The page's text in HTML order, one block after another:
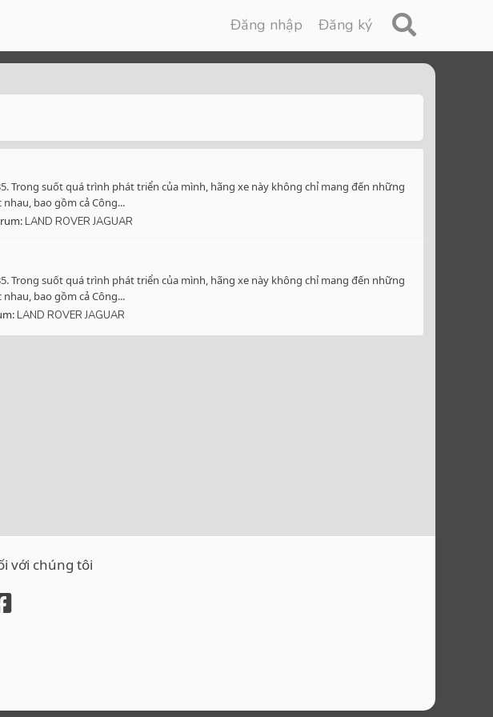
Đăng nhập Đăng ký
Trong suốt quá trình phát triển của mình, hãng xe này không chỉ mang đến những
bao gồm cả Công...
LAND ROVER JAGUAR
Trong suốt quá trình phát triển của mình, hãng xe này không chỉ mang đến những
bao gồm cả Công...
LAND ROVER JAGUAR
với chúng tôi